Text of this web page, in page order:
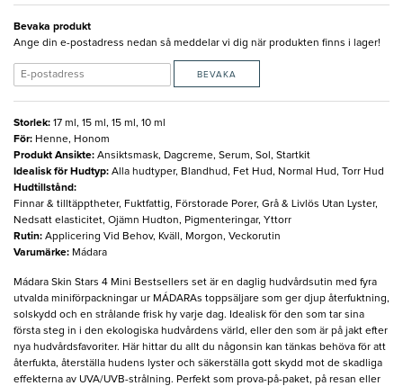
Bevaka produkt
Ange din e-postadress nedan så meddelar vi dig när produkten finns i lager!
BEVAKA
Storlek: 17 ml, 15 ml, 15 ml, 10 ml
För: Henne, Honom
Produkt Ansikte: Ansiktsmask, Dagcreme, Serum, Sol, Startkit
Idealisk för Hudtyp: Alla hudtyper, Blandhud, Fet Hud, Normal Hud, Torr Hud
Hudtillstånd:
Finnar & tilltäpptheter, Fuktfattig, Förstorade Porer, Grå & Livlös Utan Lyster,
Nedsatt elasticitet, Ojämn Hudton, Pigmenteringar, Yttorr
Rutin: Applicering Vid Behov, Kväll, Morgon, Veckorutin
Varumärke: Mádara
​Mádara Skin Stars 4 Mini Bestsellers set är en daglig hudvårdsutin med fyra
utvalda miniförpackningar ur MÁDARAs toppsäljare som ger djup återfuktning,
solskydd och en strålande frisk hy varje dag. Idealisk för den som tar sina
första steg in i den ekologiska hudvårdens värld, eller den som är på jakt efter
nya hudvårdsfavoriter. Här hittar du allt du någonsin kan tänkas behöva för att
återfukta, återställa hudens lyster och säkerställa gott skydd mot de skadliga
effekterna av UVA/UVB-strålning. Perfekt som prova-på-paket, på resan eller